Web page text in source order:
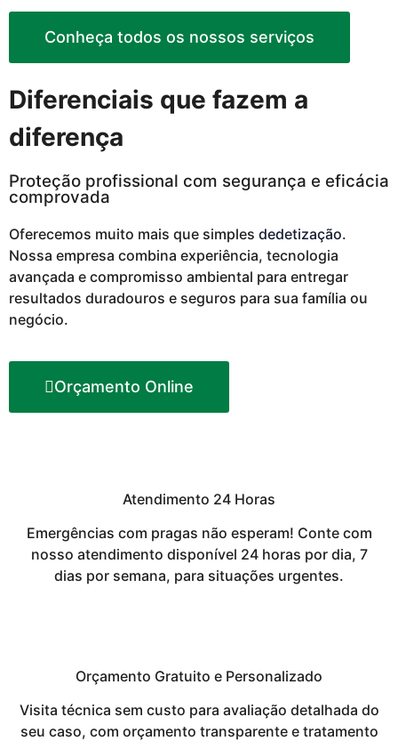
Conheça todos os nossos serviços
Diferenciais que fazem a
diferença
Proteção profissional com segurança e eficácia
comprovada
Oferecemos muito mais que simples dedetização.
Nossa empresa combina experiência, tecnologia
avançada e compromisso ambiental para entregar
resultados duradouros e seguros para sua família ou
negócio.
Orçamento Online
Atendimento 24 Horas
Emergências com pragas não esperam! Conte com
nosso atendimento disponível 24 horas por dia, 7
dias por semana, para situações urgentes.
Orçamento Gratuito e Personalizado
Visita técnica sem custo para avaliação detalhada do
seu caso, com orçamento transparente e tratamento